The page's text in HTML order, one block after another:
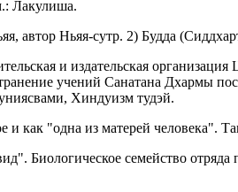
Лакулиша.
автор Ньяя-сутр. 2) Будда
и издательская
учений Санатана Дхармы
Хиндуизм тудэй.
как "одна из матерей человека".
Биологическое семейство